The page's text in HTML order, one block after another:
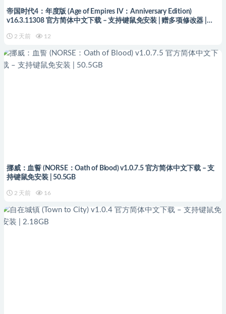
帝国时代4：年度版 (Age of Empires IV：Anniversary Edition)
v16.3.11308 官方简体中文下载 – 支持键鼠免安装 | 赠多项修改器 |
2 天前 12
挪威：血誓 (NORSE：Oath of Blood) v1.0.7.5 官方简体中文下载 – 支
持键鼠免安装 | 50.5GB
2 天前 16